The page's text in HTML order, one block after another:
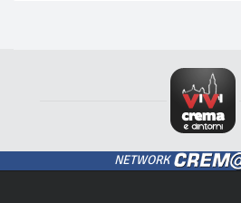
NETWORK